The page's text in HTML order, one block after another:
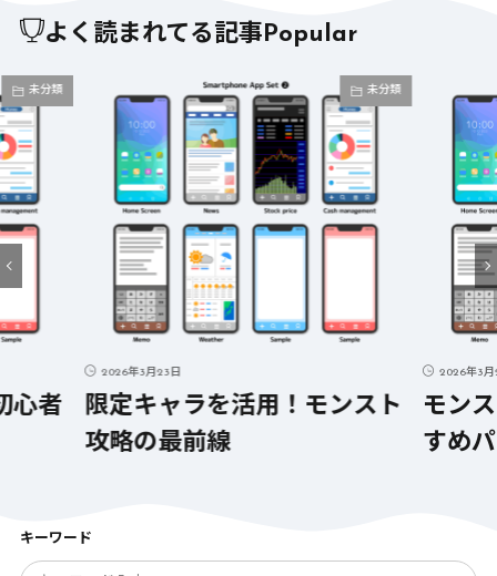
よく読まれてる記事Popular
未分類
心者
未分類
2026年3月23日
限定キャラを活用！モンスト
攻略の最前線
2026年3
モン
すめ
キーワード